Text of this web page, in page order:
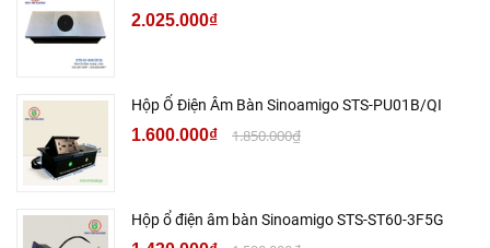
2.025.000₫
Hộp Ổ Điện Âm Bàn Sinoamigo STS-PU01B/QI
1.600.000₫ 1.850.000₫
Hộp ổ điện âm bàn Sinoamigo STS-ST60-3F5G